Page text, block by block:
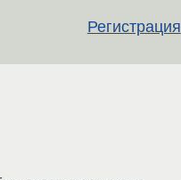
Регистрация